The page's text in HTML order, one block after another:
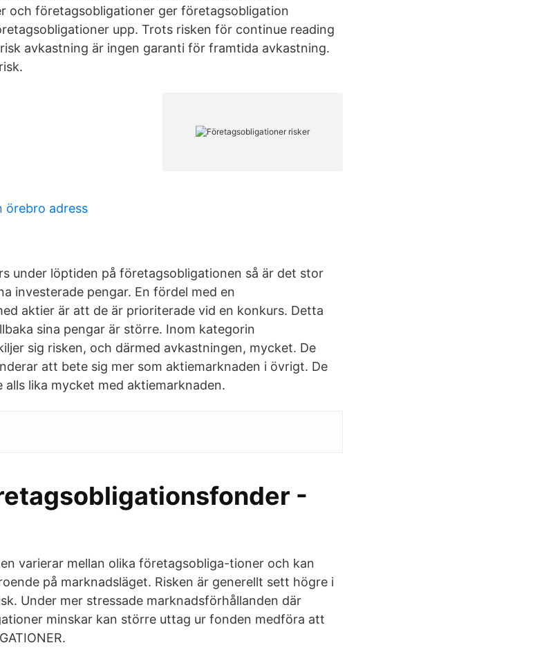
och företagsobligationer ger företagsobligation
upp. Trots risken för continue reading
avkastning är ingen garanti för framtida avkastning.
örebro adress
under löptiden på företagsobligationen så är det stor
investerade pengar. En fördel med en
aktier är att de är prioriterade vid en konkurs. Detta
sina pengar är större. Inom kategorin
sig risken, och därmed avkastningen, mycket. De
att bete sig mer som aktiemarknaden i övrigt. De
lika mycket med aktiemarknaden.
-
varierar mellan olika företagsobliga-tioner och kan
på marknadsläget. Risken är generellt sett högre i
Under mer stressade marknadsförhållanden där
minskar kan större uttag ur fonden medföra att